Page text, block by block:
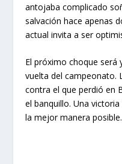
antojaba complicado
salvación hace apenas
actual invita a ser
El próximo choque será
vuelta del campeonato.
contra el que perdió en
el banquillo. Una
la mejor manera posible.